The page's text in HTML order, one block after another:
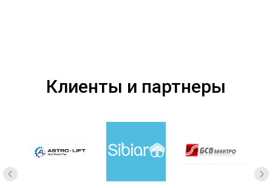
Клиенты и партнеры